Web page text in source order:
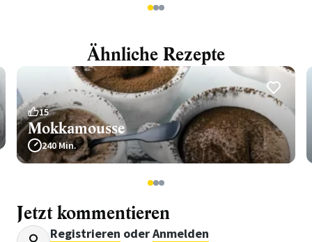
123
Ähnliche Rezepte
15
Mokkamousse
240 Min.
123
Jetzt kommentieren
Registrieren oderAnmelden